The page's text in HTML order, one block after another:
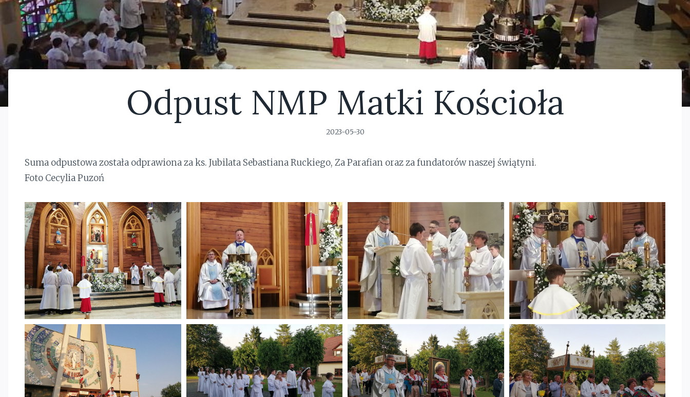
Odpust NMP Matki Kościoła
2023-05-30
Suma odpustowa została odprawiona za ks. Jubilata Sebastiana Ruckiego, Za Parafian oraz za fundatorów naszej świątyni.
Foto Cecylia Puzoń